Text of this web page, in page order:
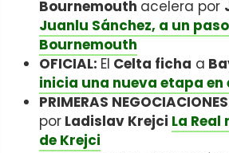
Bournemouth acelera por
Juanlu Sánchez, a un
Bournemouth
OFICIAL: El Celta ficha a
inicia una nueva etapa en
PRIMERAS
por Ladislav Krejci La
de Krejci